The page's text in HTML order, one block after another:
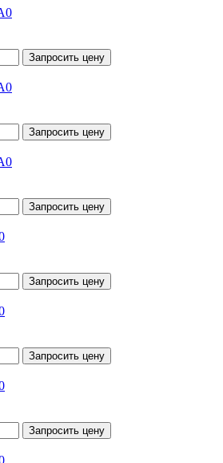
Запросить цену
Запросить цену
Запросить цену
Запросить цену
Запросить цену
Запросить цену